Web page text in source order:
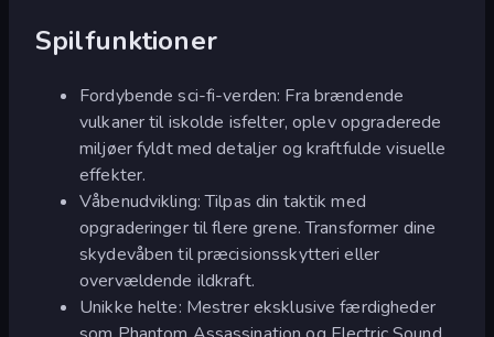
Spilfunktioner
Fordybende sci-fi-verden: Fra brændende
vulkaner til iskolde isfelter, oplev opgraderede
miljøer fyldt med detaljer og kraftfulde visuelle
effekter.
Våbenudvikling: Tilpas din taktik med
opgraderinger til flere grene. Transformer dine
skydevåben til præcisionsskytteri eller
overvældende ildkraft.
Unikke helte: Mestrer eksklusive færdigheder